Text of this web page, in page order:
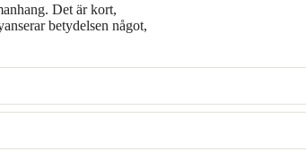
Det är kort,
betydelsen något,